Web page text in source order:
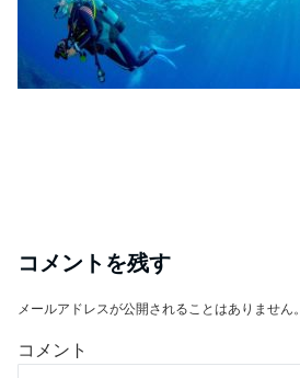
コメントを残す
メールアドレスが公開されることはありません。
コメント